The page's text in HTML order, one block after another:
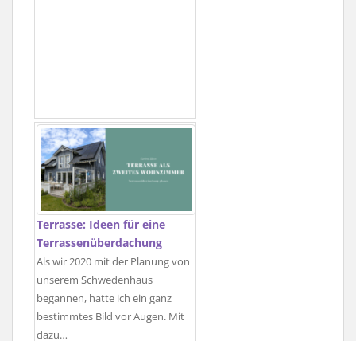
Terrasse: Ideen für eine
Terrassenüberdachung
Als wir 2020 mit der Planung von
unserem Schwedenhaus
begannen, hatte ich ein ganz
bestimmtes Bild vor Augen. Mit
dazu…